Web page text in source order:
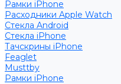
Рамки iPhone
Расходники Apple Watch
Стекла Android
Стекла iPhone
Тачскрины iPhone
Feaglet
Musttby
Рамки iPhone